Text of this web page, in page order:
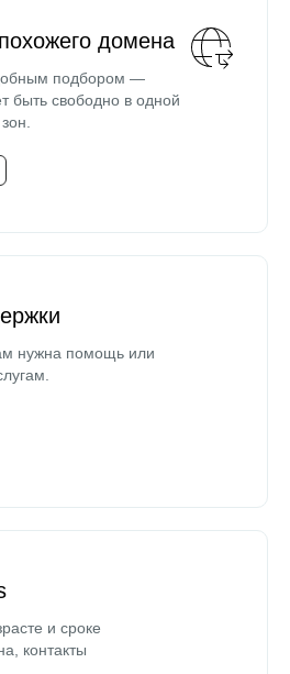
домена
подбором —
быть свободно в одной
нужна помощь или
и сроке
контакты